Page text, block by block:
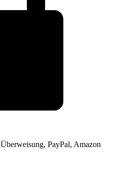
Überweisung, PayPal, Amazon